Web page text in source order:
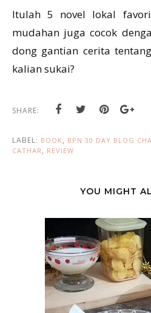
Itulah 5 novel lokal
mudahan juga cocok
dong gantian cerita
kalian sukai?
SHARE:
LABEL: BOOK, BPN 30 DAY BLOG
CATHAR, REVIEW
YOU MIGHT